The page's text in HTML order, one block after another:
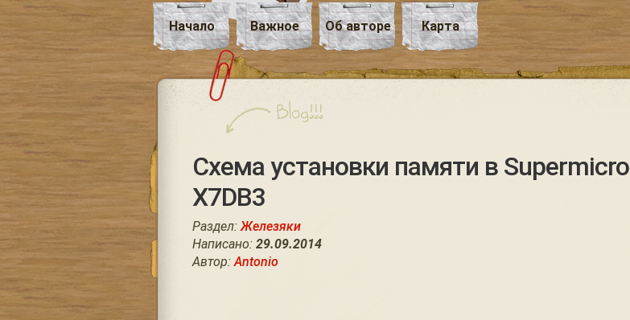
Начало Важное Об авторе Карта
Схема установки памяти в Supermicro
X7DB3
Раздел:Железяки
Написано: 29.09.2014
Автор:Antonio